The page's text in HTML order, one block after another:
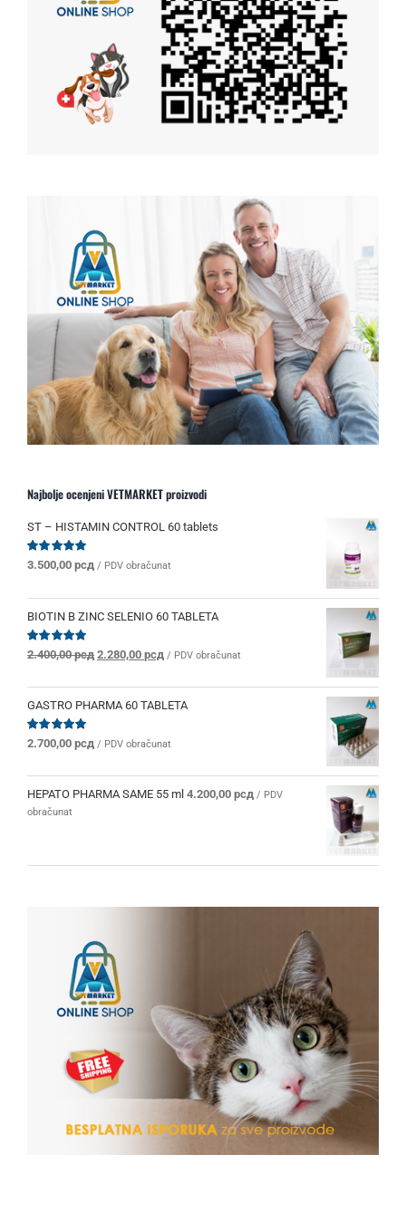
Najbolje ocenjeni VETMARKET proizvodi
ST – HISTAMIN CONTROL 60 tablets
Ocenjeno
od 5
3.500,00 рсд / PDV obračunat
BIOTIN B ZINC SELENIO 60 TABLETA
Ocenjeno
od 5
2.400,00рсд Originalna
je
bila:
2.280,00 рсд Trenutna
je:
2.280,00 рсд.
/ PDV obračunat
GASTRO PHARMA 60 TABLETA
Ocenjeno
od 5
2.700,00 рсд / PDV obračunat
HEPATO PHARMA SAME 55 ml 4.200,00 рсд / PDV
obračunat